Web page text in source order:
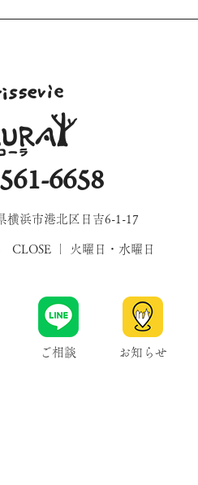
6658
横浜市港北区日吉6-1-17
CLOSE ｜ 火曜日・水曜日
ご相談 お知らせ